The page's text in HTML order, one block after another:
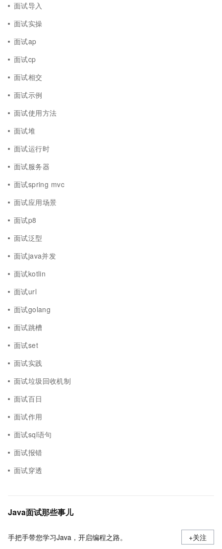
面试导入
面试实操
面试ap
面试cp
面试相交
面试示例
面试使用方法
面试堆
面试运行时
面试服务器
面试spring mvc
面试应用场景
面试p8
面试泛型
面试java并发
面试kotlin
面试url
面试golang
面试跳槽
面试set
面试实践
面试垃圾回收机制
面试百日
面试作用
面试sql语句
面试报错
面试穿透
Java面试那些事儿
手把手带您学习Java，开启编程之路。 +关注